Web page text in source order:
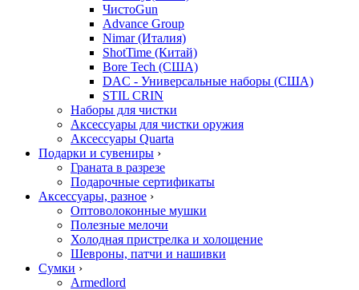
ЧистоGun
Advance Group
Nimar (Италия)
ShotTime (Китай)
Bore Tech (США)
DAC - Универсальные наборы (США)
STIL CRIN
Наборы для чистки
Аксессуары для чистки оружия
Аксессуары Quarta
Подарки и сувениры ›
Граната в разрезе
Подарочные сертификаты
Аксессуары, разное ›
Оптоволоконные мушки
Полезные мелочи
Холодная пристрелка и холощение
Шевроны, патчи и нашивки
Сумки ›
Armedlord